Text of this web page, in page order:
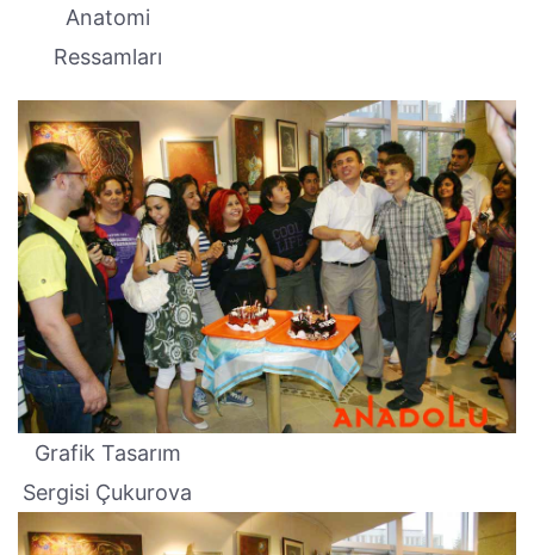
Anatomi
Ressamları
Grafik Tasarım
Sergisi Çukurova